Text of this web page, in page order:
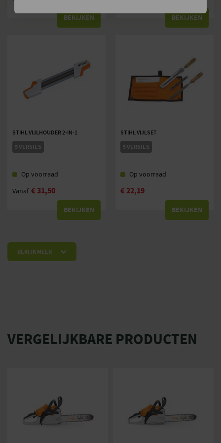
BEKIJKEN BEKIJKEN
STIHL VIJLHOUDER 2-IN-1
5 VERSIES
Op voorraad
Vanaf €31,50
BEKIJKEN
STIHL VIJLSET
5 VERSIES
Op voorraad
€22,19
BEKIJKEN
BEKIJK MEER
VERGELIJKBARE PRODUCTEN